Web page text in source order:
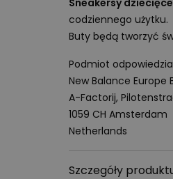
codziennego użytku.
Buty będą tworzyć
Podmiot
New Balance Europe
A-Factorij,
1059 CH Amsterdam
Netherlands
Szczegóły